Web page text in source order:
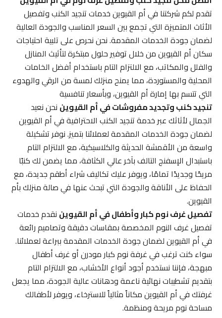
تقدم لكم شركتنا في أم القيوين خدمات تنجيد الكنب وتفصيل
الأثاث المتميزة التي تجمع بين السعر المناسب والجودة العالية
لضمان جودة الخدمات المقدمة. نحن نحرص على تلبية احتياجات
سكان أم القيوين من خلال توفير حلول مبتكرة لتأثيث المنازل
والفلل والمكاتب، مع الالتزام التام باستخدام أفضل الخامات
المحلية والمستوردة، مما يمنح منزلك لمسة من الرقي والهدوء
التي تتسم بها إمارة أم القيوين، وبأسعار تنافسية
تنجيد كنب وتجديد مفروشات في أم القيويننحن نعيد
الجمال لأثاثك عبر خدمة تنجيد الكنب الاحترافية في أم القيوين
لضمان جودة الخدمات المقدمة لعملائنا بتميز. نوفر تشكيلة
واسعة من الأقمشة الحديثة والكلاسيكية، مع الالتزام التام
باستبدال الإسفنج التالف بآخر عالي الكثافة، مما يضمن لك كنبًا
مريحًا وجديدًا تمامًا، ويوفر عليك تكاليف شراء أطقم جديدة، مع
الحفاظ على الأناقة والجودة التي تبحث عنها في صالة منزلك بأم
القيوين.
تفصيل غرف نوم كبار وأطفال في أم القيويننقدم خدمات
تفصيل غرف النوم المخصصة بمقاسات دقيقة وتصاميم رائعة
في أم القيوين لضمان جودة الخدمات المقدمة ببراعة لعملائنا.
سواء كنت ترغب في غرفة نوم كبار مودرن أو غرف أطفال
مبهجة، فإننا نستخدم أجود أنواع الأخشاب، مع الالتزام التام
بتقديم تشطيبات نهائية ناعمة ودهانات عالية الجودة، مما يجعل
غرفتك في أم القيوين مكاناً مثالياً للاسترخاء، ويوفر لأطفالك
مساحة نوم مريحة ومنظمة.